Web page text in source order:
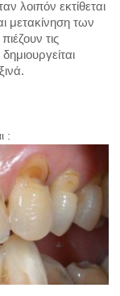
λοιπόν εκτίθεται
μετακίνηση των
τις
: